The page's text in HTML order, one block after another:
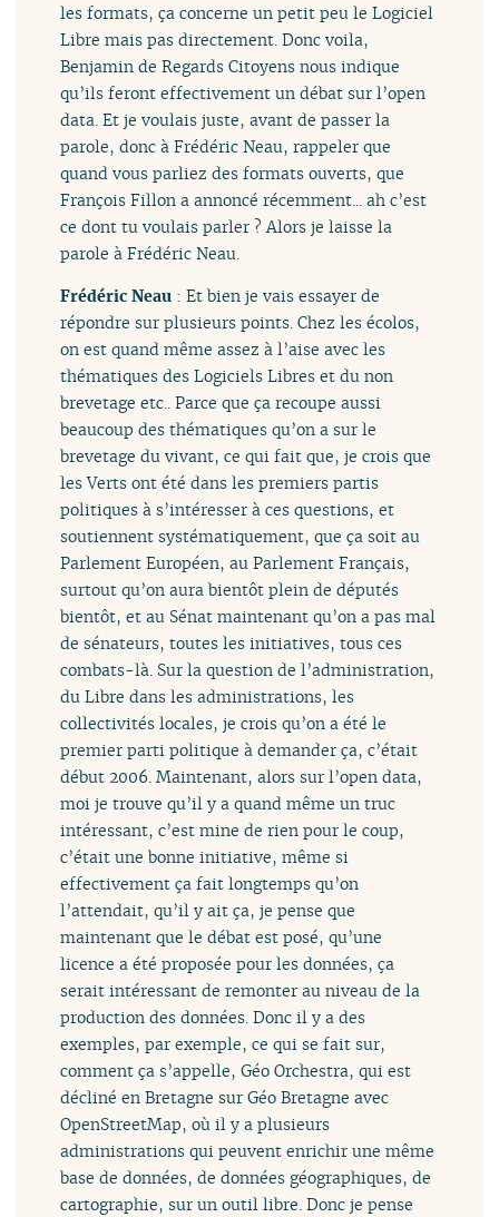
les formats, ça concerne un petit peu le Logiciel
Libre mais pas directement. Donc voila,
Benjamin de Regards Citoyens nous indique
qu’ils feront effectivement un débat sur l’open
data. Et je voulais juste, avant de passer la
parole, donc à Frédéric Neau, rappeler que
quand vous parliez des formats ouverts, que
François Fillon a annoncé récemment... ah c’est
ce dont tu voulais parler ? Alors je laisse la
parole à Frédéric Neau.
Frédéric Neau : Et bien je vais essayer de
répondre sur plusieurs points. Chez les écolos,
on est quand même assez à l’aise avec les
thématiques des Logiciels Libres et du non
brevetage etc.. Parce que ça recoupe aussi
beaucoup des thématiques qu’on a sur le
brevetage du vivant, ce qui fait que, je crois que
les Verts ont été dans les premiers partis
politiques à s’intéresser à ces questions, et
soutiennent systématiquement, que ça soit au
Parlement Européen, au Parlement Français,
surtout qu’on aura bientôt plein de députés
bientôt, et au Sénat maintenant qu’on a pas mal
de sénateurs, toutes les initiatives, tous ces
combats-là. Sur la question de l’administration,
du Libre dans les administrations, les
collectivités locales, je crois qu’on a été le
premier parti politique à demander ça, c’était
début 2006. Maintenant, alors sur l’open data,
moi je trouve qu’il y a quand même un truc
intéressant, c’est mine de rien pour le coup,
c’était une bonne initiative, même si
effectivement ça fait longtemps qu’on
l’attendait, qu’il y ait ça, je pense que
maintenant que le débat est posé, qu’une
licence a été proposée pour les données, ça
serait intéressant de remonter au niveau de la
production des données. Donc il y a des
exemples, par exemple, ce qui se fait sur,
comment ça s’appelle, Géo Orchestra, qui est
décliné en Bretagne sur Géo Bretagne avec
OpenStreetMap, où il y a plusieurs
administrations qui peuvent enrichir une même
base de données, de données géographiques, de
cartographie, sur un outil libre. Donc je pense